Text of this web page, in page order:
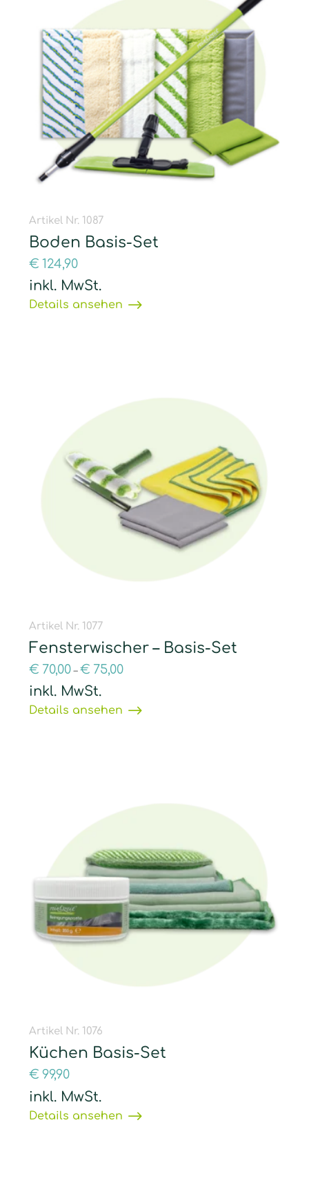
Artikel Nr. 1087
Boden Basis-Set
€ 124,90
inkl. MwSt.
Details ansehen
Artikel Nr. 1077
Fensterwischer – Basis-Set
€ 70,00 –€ 75,00
inkl. MwSt.
Details ansehen
Artikel Nr. 1076
Küchen Basis-Set
€ 99,90
inkl. MwSt.
Details ansehen